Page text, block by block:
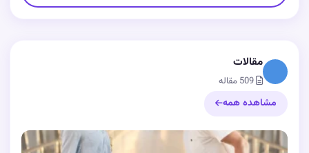
مقالات
مشاهده همه